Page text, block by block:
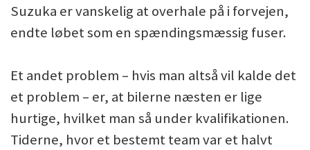
Suzuka er vanskelig at overhale på i forvejen,
endte løbet som en spændingsmæssig fuser.
Et andet problem – hvis man altså vil kalde det
et problem – er, at bilerne næsten er lige
hurtige, hvilket man så under kvalifikationen.
Tiderne, hvor et bestemt team var et halvt